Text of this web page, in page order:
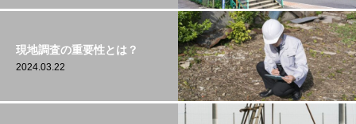
現地調査の重要性とは？
2024.03.22